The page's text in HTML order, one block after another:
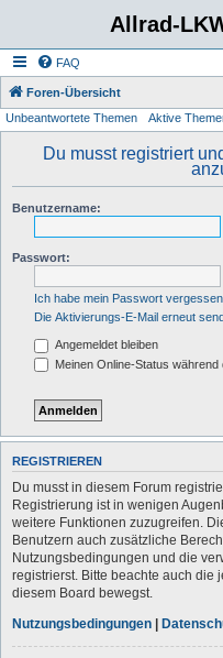
Allrad-
FAQ
Foren-Übersicht
Unbeantwortete Themen Aktive
Du musst registriert
Benutzername:
Passwort:
Ich habe mein Passwort vergessen
Die Aktivierungs-E-Mail erneut
Angemeldet bleiben
Meinen Online-Status
REGISTRIEREN
Du musst in diesem Forum
Registrierung ist in wenigen
weitere Funktionen zuzugreifen.
Benutzern auch zusätzliche
Nutzungsbedingungen und die
registrierst. Bitte beachte auch die
diesem Board bewegst.
Nutzungsbedingungen |